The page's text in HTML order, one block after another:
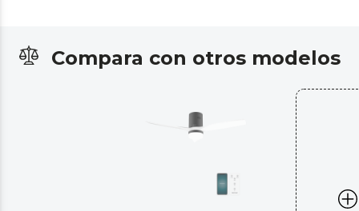
Compara con otros modelos